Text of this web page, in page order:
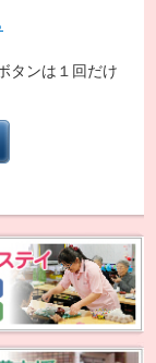
タンは１回だけ